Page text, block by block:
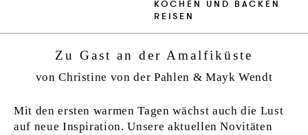
KOCHEN UND BACKEN
REISEN
Zu Gast an der Amalfiküste
von Christine von der Pahlen & Mayk Wendt
Mit den ersten warmen Tagen wächst auch die Lust
auf neue Inspiration. Unsere aktuellen Novitäten